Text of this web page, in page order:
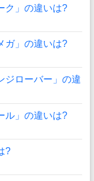
ク」の違いは?
ガ」の違いは?
ジローバー」の違
ル」の違いは?
?